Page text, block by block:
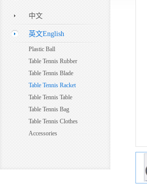
中文
英文English
Plastic Ball
Table Tennis Rubber
Table Tennis Blade
Table Tennis Racket
Table Tennis Table
Table Tennis Bag
Table Tennis Clothes
Accessories